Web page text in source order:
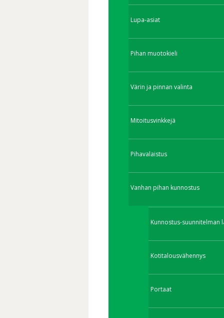
Lupa-asiat
Pihan muotokieli
Värin ja pinnan valinta
Mitoitusvinkkejä
Pihavalaistus
Vanhan pihan kunnostus
Kunnostus-suunnitelman
Kotitalousvähennys
Portaat